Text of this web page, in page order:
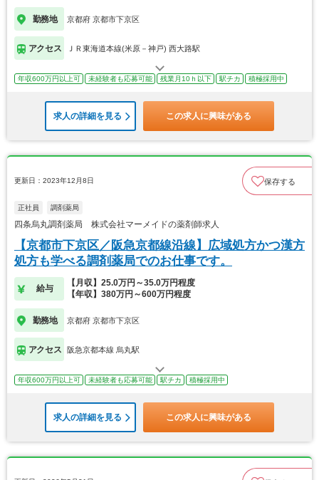
勤務地 京都府 京都市下京区
アクセス ＪＲ東海道本線(米原－神戸) 西大路駅
年収600万円以上可 未経験者も応募可能 残業月10ｈ以下 駅チカ 積極採用中
求人の詳細を見る この求人に興味がある
更新日：2023年12月8日 保存する
正社員 調剤薬局
四条烏丸調剤薬局 株式会社マーメイドの薬剤師求人
【京都市下京区／阪急京都線沿線】広域処方かつ漢方
処方も学べる調剤薬局でのお仕事です。
給与
【月収】25.0万円～35.0万円程度
【年収】380万円～600万円程度
勤務地 京都府 京都市下京区
アクセス 阪急京都本線 烏丸駅
年収600万円以上可 未経験者も応募可能 駅チカ 積極採用中
求人の詳細を見る この求人に興味がある